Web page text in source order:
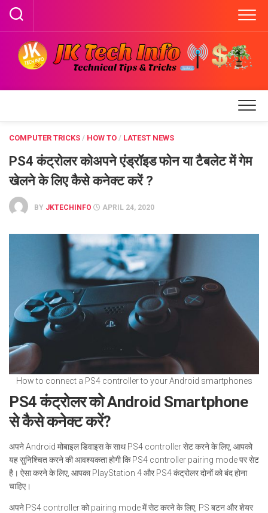
Skip
content
COMPUTER TRICKS / HOW TO / LATEST NEWS
PS4 कंट्रोलर कोअपने एंड्रॉइड फोन या टैबलेट में गेम
खेलने के लिए कैसे कनेक्ट करें ?
BY JKTECHINFO APRIL 24, 2020
How to connect a PS4 controller to your Android smartphones
PS4 कंट्रोलर को Android Smartphone
से कैसे कनेक्ट करें?
अपने Android मोबाइल डिवाइस के साथ PS4 controller सेट करने के लिए, आपको
यह सुनिश्चित करने की आवश्यकता होगी कि PS4 controller pairing mode पर सेट
है। ऐसा करने के लिए, आपका PlayStation 4 और PS4 कंट्रोलर दोनों को बंद होना
चाहिए।
अपने PS4 controller को pairing mode में सेट करने के लिए, PS बटन और शेयर